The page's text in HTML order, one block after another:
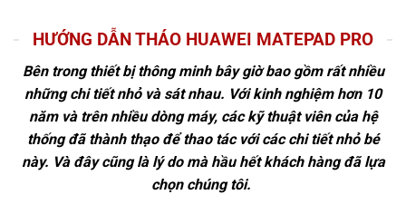
HƯỚNG DẪN THÁO HUAWEI MATEPAD PRO
Bên trong thiết bị thông minh bây giờ bao gồm rất nhiều
những chi tiết nhỏ và sát nhau. Với kinh nghiệm hơn 10
năm và trên nhiều dòng máy, các kỹ thuật viên của hệ
thống đã thành thạo để thao tác với các chi tiết nhỏ bé
này. Và đây cũng là lý do mà hầu hết khách hàng đã lựa
chọn chúng tôi.